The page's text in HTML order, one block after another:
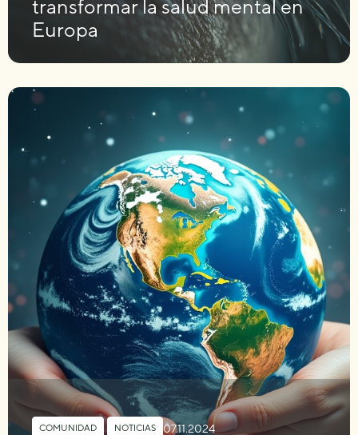
transformar la salud mental en
Europa
COMUNIDAD NOTICIAS 07.11.2024